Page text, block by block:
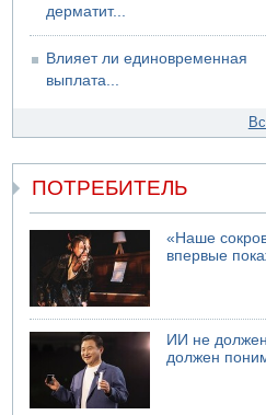
дерматит...
Влияет ли единовременная
выплата...
ПОТРЕБИТЕЛЬ
«Наше
впервые
ИИ не
должен